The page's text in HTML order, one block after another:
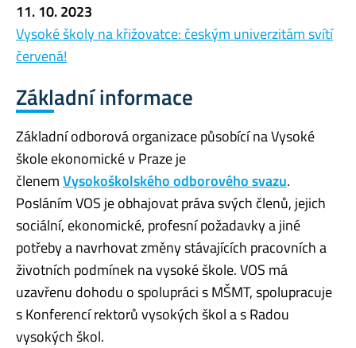
11. 10. 2023
Vysoké školy na křižovatce: českým univerzitám svítí
červená!
Základní informace
Základní odborová organizace působící na Vysoké
škole ekonomické v Praze je
členemVysokoškolského odborového svazu.
Posláním VOS je obhajovat práva svých členů, jejich
sociální, ekonomické, profesní požadavky a jiné
potřeby a navrhovat změny stávajících pracovních a
životních podmínek na vysoké škole. VOS má
uzavřenu dohodu o spolupráci s MŠMT, spolupracuje
s Konferencí rektorů vysokých škol a s Radou
vysokých škol.